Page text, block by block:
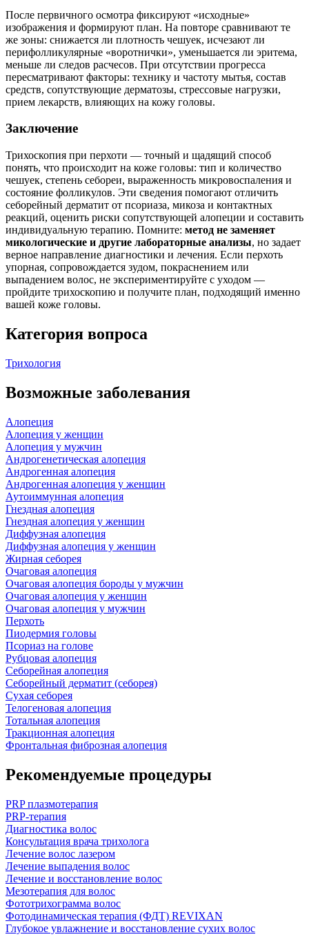
После первичного осмотра фиксируют «исходные»
изображения и формируют план. На повторе сравнивают те
же зоны: снижается ли плотность чешуек, исчезают ли
перифолликулярные «воротнички», уменьшается ли эритема,
меньше ли следов расчесов. При отсутствии прогресса
пересматривают факторы: технику и частоту мытья, состав
средств, сопутствующие дерматозы, стрессовые нагрузки,
прием лекарств, влияющих на кожу головы.
Заключение
Трихоскопия при перхоти — точный и щадящий способ
понять, что происходит на коже головы: тип и количество
чешуек, степень себореи, выраженность микровоспаления и
состояние фолликулов. Эти сведения помогают отличить
себорейный дерматит от псориаза, микоза и контактных
реакций, оценить риски сопутствующей алопеции и составить
индивидуальную терапию. Помните: метод не заменяет
микологические и другие лабораторные анализы, но задает
верное направление диагностики и лечения. Если перхоть
упорная, сопровождается зудом, покраснением или
выпадением волос, не экспериментируйте с уходом —
пройдите трихоскопию и получите план, подходящий именно
вашей коже головы.
Категория вопроса
Трихология
Возможные заболевания
Алопеция
Алопеция у женщин
Алопеция у мужчин
Андрогенетическая алопеция
Андрогенная алопеция
Андрогенная алопеция у женщин
Аутоиммунная алопеция
Гнездная алопеция
Гнездная алопеция у женщин
Диффузная алопеция
Диффузная алопеция у женщин
Жирная себорея
Очаговая алопеция
Очаговая алопеция бороды у мужчин
Очаговая алопеция у женщин
Очаговая алопеция у мужчин
Перхоть
Пиодермия головы
Псориаз на голове
Рубцовая алопеция
Себорейная алопеция
Себорейный дерматит (себорея)
Сухая себорея
Телогеновая алопеция
Тотальная алопеция
Тракционная алопеция
Фронтальная фиброзная алопеция
Рекомендуемые процедуры
PRP плазмотерапия
PRP-терапия
Диагностика волос
Консультация врача трихолога
Лечение волос лазером
Лечение выпадения волос
Лечение и восстановление волос
Мезотерапия для волос
Фототрихограмма волос
Фотодинамическая терапия (ФДТ) REVIXAN
Глубокое увлажнение и восстановление сухих волос